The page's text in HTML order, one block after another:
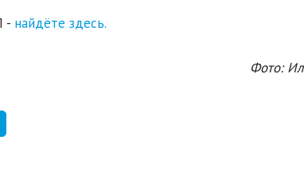
- найдёте здесь.
Фото: